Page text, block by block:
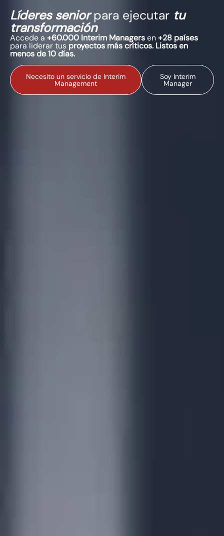
Líderes seniorpara ejecutar tu
transformación
Accede a +60.000 Interim Managersen+28 países
para liderar tus proyectos más críticos. Listos en
menos de 10 días.
Necesito un servicio de Interim
Management
Soy Interim
Manager